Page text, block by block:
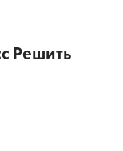
Решить